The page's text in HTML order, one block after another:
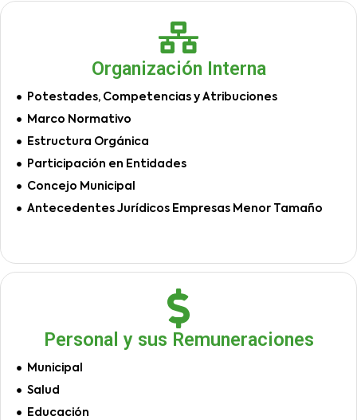
Organización Interna
Potestades, Competencias y Atribuciones
Marco Normativo
Estructura Orgánica
Participación en Entidades
Concejo Municipal
Antecedentes Jurídicos Empresas Menor Tamaño
Personal y sus Remuneraciones
Municipal
Salud
Educación